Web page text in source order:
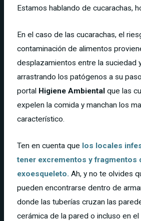
Estamos hablando de cucarachas,
En el caso de las cucarachas, el
contaminación de alimentos
desplazamientos entre la suciedad
arrastrando los patógenos a su
portal Higiene Ambientalque las
expelen la comida y manchan los
característico.
Ten en cuenta que los locales
tener excrementos y fragmentos
exoesqueleto. Ah, y no te olvides
pueden encontrarse dentro de
donde las tuberías cruzan las
cerámica de la pared o incluso en